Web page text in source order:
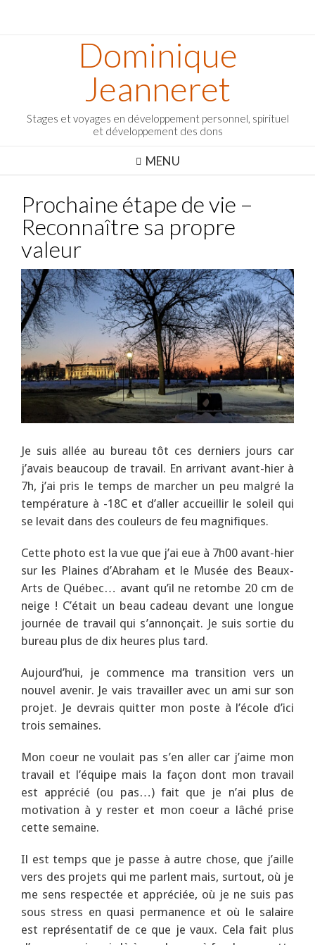
Dominique
Jeanneret
Stages et voyages en développement personnel, spirituel
et développement des dons
MENU
Prochaine étape de vie –
Reconnaître sa propre
valeur
Je suis allée au bureau tôt ces derniers jours car
j’avais beaucoup de travail. En arrivant avant-hier à
7h, j’ai pris le temps de marcher un peu malgré la
température à -18C et d’aller accueillir le soleil qui
se levait dans des couleurs de feu magnifiques.
Cette photo est la vue que j’ai eue à 7h00 avant-hier
sur les Plaines d’Abraham et le Musée des Beaux-
Arts de Québec… avant qu’il ne retombe 20 cm de
neige ! C’était un beau cadeau devant une longue
journée de travail qui s’annonçait. Je suis sortie du
bureau plus de dix heures plus tard.
Aujourd’hui, je commence ma transition vers un
nouvel avenir. Je vais travailler avec un ami sur son
projet. Je devrais quitter mon poste à l’école d’ici
trois semaines.
Mon coeur ne voulait pas s’en aller car j’aime mon
travail et l’équipe mais la façon dont mon travail
est apprécié (ou pas…) fait que je n’ai plus de
motivation à y rester et mon coeur a lâché prise
cette semaine.
Il est temps que je passe à autre chose, que j’aille
vers des projets qui me parlent mais, surtout, où je
me sens respectée et appréciée, où je ne suis pas
sous stress en quasi permanence et où le salaire
est représentatif de ce que je vaux. Cela fait plus